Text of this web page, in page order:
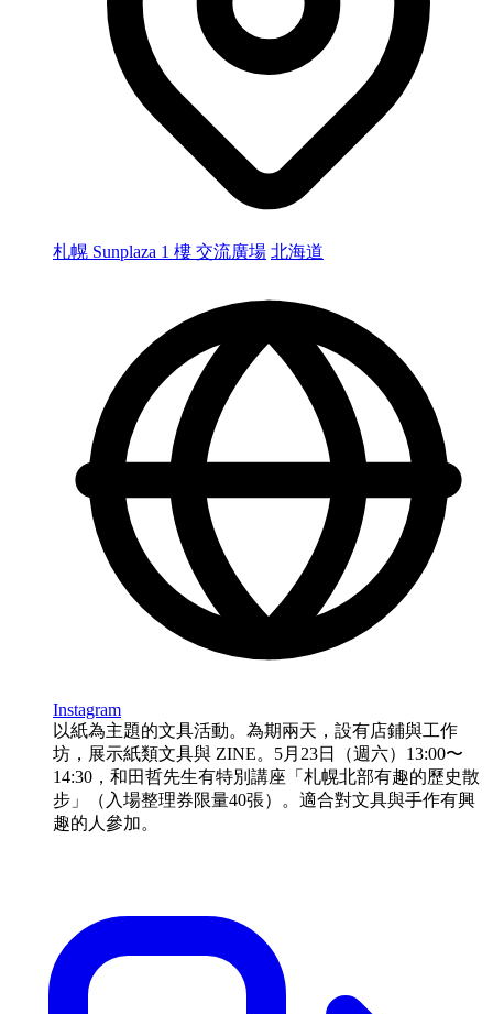
札幌 Sunplaza 1 樓 交流廣場 北海道
Instagram
以紙為主題的文具活動。為期兩天，設有店鋪與工作
坊，展示紙類文具與 ZINE。5月23日（週六）13:00〜
14:30，和田哲先生有特別講座「札幌北部有趣的歷史散
步」（入場整理券限量40張）。適合對文具與手作有興
趣的人參加。